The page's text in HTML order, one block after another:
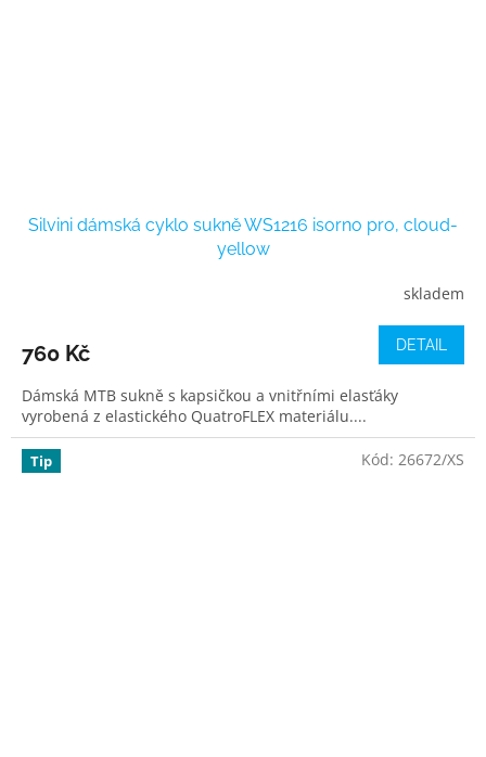
Silvini dámská cyklo sukně WS1216 isorno pro, cloud-
yellow
skladem
760 Kč DETAIL
Dámská MTB sukně s kapsičkou a vnitřními elasťáky
vyrobená z elastického QuatroFLEX materiálu....
Tip Kód: 26672/XS